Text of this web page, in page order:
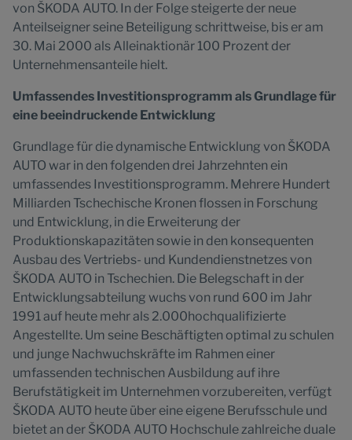
von ŠKODA AUTO. In der Folge steigerte der neue
Anteilseigner seine Beteiligung schrittweise, bis er am
30. Mai 2000 als Alleinaktionär 100 Prozent der
Unternehmensanteile hielt.
Umfassendes Investitionsprogramm als Grundlage für
eine beeindruckende Entwicklung
Grundlage für die dynamische Entwicklung von ŠKODA
AUTO war in den folgenden drei Jahrzehnten ein
umfassendes Investitionsprogramm. Mehrere Hundert
Milliarden Tschechische Kronen flossen in Forschung
und Entwicklung, in die Erweiterung der
Produktionskapazitäten sowie in den konsequenten
Ausbau des Vertriebs- und Kundendienstnetzes von
ŠKODA AUTO in Tschechien. Die Belegschaft in der
Entwicklungsabteilung wuchs von rund 600 im Jahr
1991 auf heute mehr als 2.000hochqualifizierte
Angestellte. Um seine Beschäftigten optimal zu schulen
und junge Nachwuchskräfte im Rahmen einer
umfassenden technischen Ausbildung auf ihre
Berufstätigkeit im Unternehmen vorzubereiten, verfügt
ŠKODA AUTO heute über eine eigene Berufsschule und
bietet an der ŠKODA AUTO Hochschule zahlreiche duale